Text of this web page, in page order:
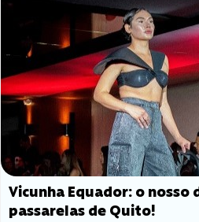
Vicunha Equador: o nosso
passarelas de Quito!